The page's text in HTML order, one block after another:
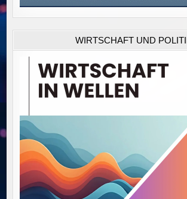
WIRTSCHAFT UND